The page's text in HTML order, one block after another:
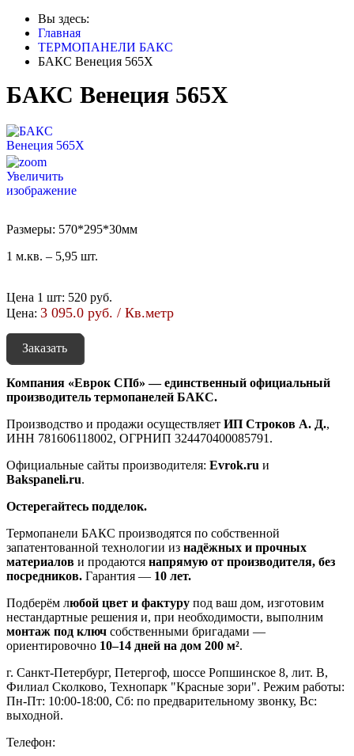
Вы здесь:
Главная
ТЕРМОПАНЕЛИ БАКС
БАКС Венеция 565X
БАКС Венеция 565X
Увеличить
изображение
Размеры: 570*295*30мм
1 м.кв. – 5,95 шт.
Цена 1 шт: 520 руб.
Цена: 3 095.0 руб. / Кв.метр
Заказать
Компания «Еврок СПб» — единственный официальный
производитель термопанелей БАКС.
Производство и продажи осуществляет ИП Строков А. Д.,
ИНН 781606118002, ОГРНИП 324470400085791.
Официальные сайты производителя: Evrok.ru и
Bakspaneli.ru.
Остерегайтесь подделок.
Термопанели БАКС производятся по собственной
запатентованной технологии из надёжных и прочных
материалов и продаются напрямую от производителя, без
посредников. Гарантия — 10 лет.
Подберём любой цвет и фактуру под ваш дом, изготовим
нестандартные решения и, при необходимости, выполним
монтаж под ключ собственными бригадами —
ориентировочно 10–14 дней на дом 200 м².
г. Санкт-Петербург, Петергоф, шоссе Ропшинское 8, лит. В,
Филиал Сколково, Технопарк "Красные зори". Режим работы:
Пн-Пт: 10:00-18:00, Сб: по предварительному звонку, Вс:
выходной.
Телефон: